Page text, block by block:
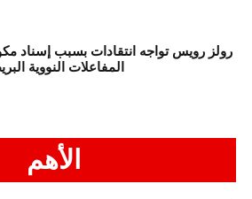
رولز رويس تواجه انتقادات بسبب إسناد
المفاعلات النووية
الأهم